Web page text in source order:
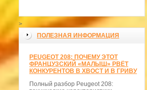
>
ПОЛЕЗНАЯ ИНФОРМАЦИЯ
PEUGEOT 208: ПОЧЕМУ ЭТОТ
ФРАНЦУЗСКИЙ «МАЛЫШ» РВЁТ
КОНКУРЕНТОВ В ХВОСТ И В ГРИВУ
Полный разбор Peugeot 208: